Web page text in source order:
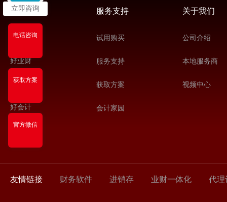
立即咨询
电话咨询
获取方案
官方微信
产品推荐
YonSuite
好业财
T+Cloud
好会计
好生意
服务支持
试用购买
服务支持
获取方案
会计家园
关于我们
公司介绍
本地服务商
视频中心
友情链接 财务软件 进销存 业财一体化 代